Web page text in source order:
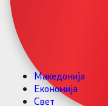
Македонија
Економија
Свет